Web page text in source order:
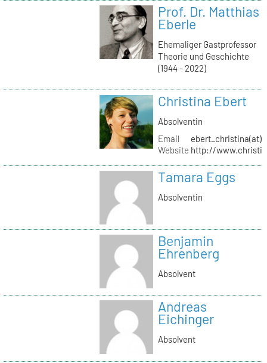
Prof. Dr. Matthias
Eberle
Ehemaliger Gastprofessor
Theorie und Geschichte
(1944 - 2022)
Christina Ebert
Absolventin
Email
Website http://
Tamara Eggs
Absolventin
Benjamin
Ehrenberg
Absolvent
Andreas
Eichinger
Absolvent